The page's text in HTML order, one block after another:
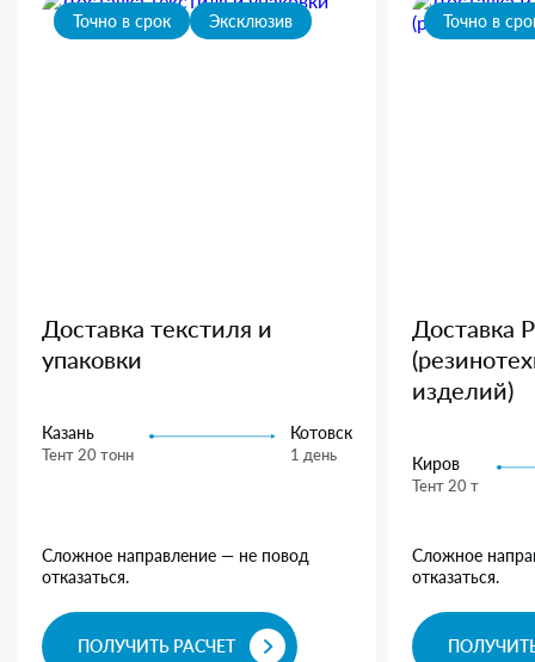
Точно в срок Эксклюзив
Доставка текстиля и
упаковки
Казань
Тент 20 тонн
Котовск
1 день
Сложное направление — не повод
отказаться.
ПОЛУЧИТЬ РАСЧЕТ
Точно в
Доставка
изделий)
Киров
Тент 20 т
Сложное
отказаться.